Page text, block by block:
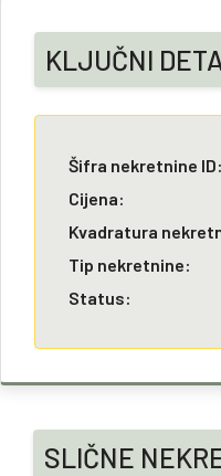
KLJUČNI
Šifra nekretnine ID:
Cijena:
Kvadratura
Tip nekretnine:
Status:
SLIČNE